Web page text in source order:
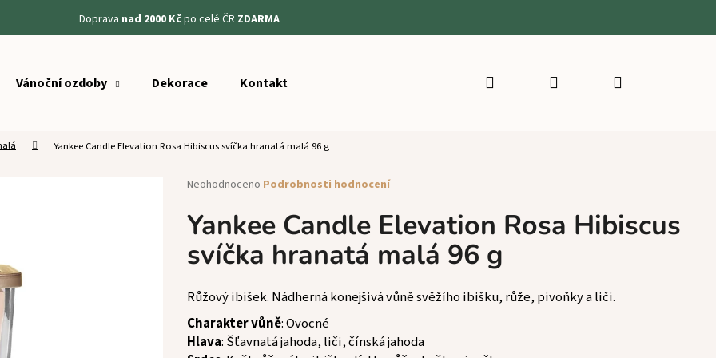
Doprava nad 2000 Kčpo celé ČR ZDARMA
Vánoční ozdoby Dekorace Kontakt Hledat PřihlášeníNákupní
Yankee Candle Elevation Rosa Hibiscus svíčka hranatá malá 96 g
Průměrné
produktu
je
z
hvězdiček.
Neohodnoceno Podrobnosti hodnocení
Yankee Candle Elevation Rosa Hibiscus
svíčka hranatá malá 96 g
Růžový ibišek. Nádherná konejšivá vůně svěžího ibišku, růže, pivoňky a liči.
Charakter vůně: Ovocné
Hlava: Šťavnatá jahoda, liči, čínská jahoda
Co potřebujete najít?
HLEDAT